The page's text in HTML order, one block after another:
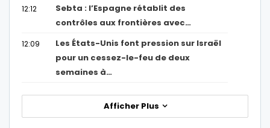
12:12
Sebta : l’Espagne rétablit des
contrôles aux frontières avec…
12:09
Les États-Unis font pression sur Israël
pour un cessez-le-feu de deux
semaines à…
Afficher Plus